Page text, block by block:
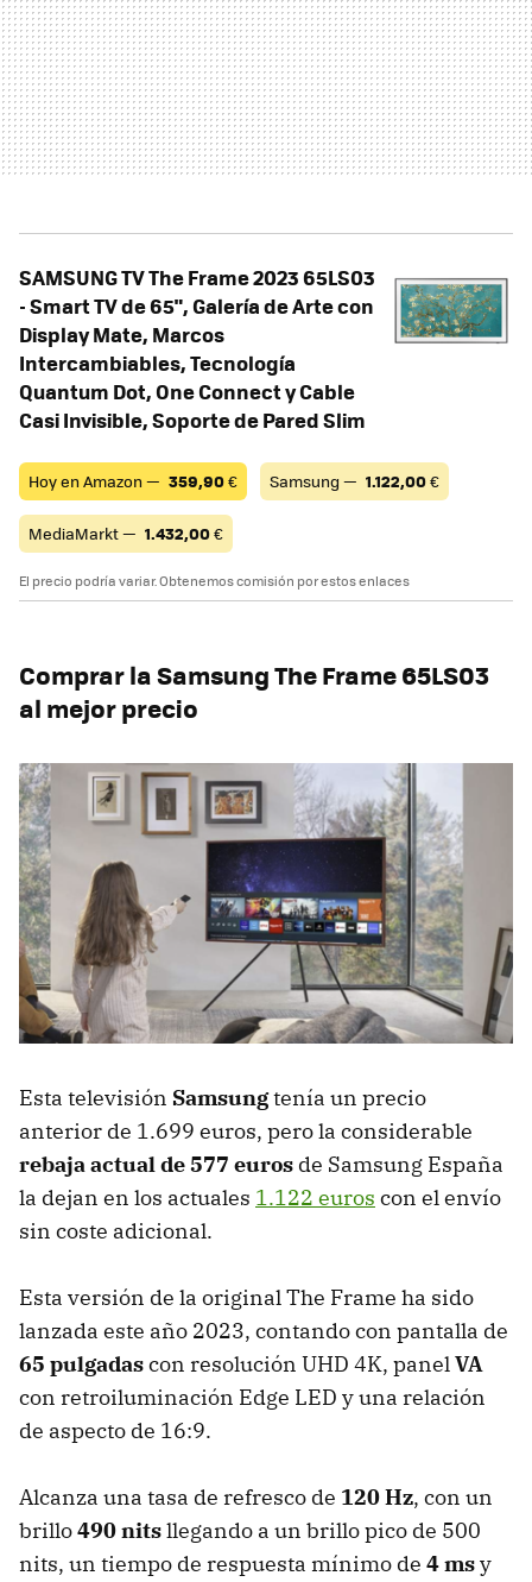
SAMSUNG TV The Frame 2023 65LS03
- Smart TV de 65", Galería de Arte con
Display Mate, Marcos
Intercambiables, Tecnología
Quantum Dot, One Connect y Cable
Casi Invisible, Soporte de Pared Slim
Hoy en Amazon — 359,90€ Samsung — 1.122,00€
MediaMarkt — 1.432,00€
El precio podría variar. Obtenemos comisión por estos enlaces
Comprar la Samsung The Frame 65LS03
al mejor precio
Esta televisión Samsungtenía un precio
anterior de 1.699 euros, pero la considerable
rebaja actual de 577 euros de Samsung España
la dejan en los actuales 1.122 euros con el envío
sin coste adicional.
Esta versión de la original The Frame ha sido
lanzada este año 2023, contando con pantalla de
65 pulgadascon resolución UHD 4K, panelVA
con retroiluminación Edge LED y una relación
de aspecto de 16:9.
Alcanza una tasa de refresco de 120 Hz, con un
brillo490 nitsllegando a un brillo pico de 500
nits, un tiempo de respuesta mínimo de 4 msy